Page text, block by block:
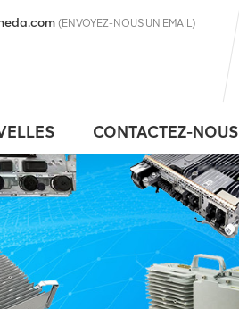
(ENVOYEZ-NOUS UN EMAIL)
CONTACTEZ-NOUS